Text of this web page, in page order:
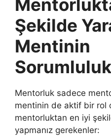
Şekilde
Mentinin
Mentorluk sadece
mentinin de aktif bir rol
mentorluktan en iyi
yapmanız gerekenler: